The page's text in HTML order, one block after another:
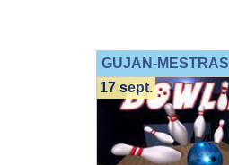
GUJAN-MESTRAS
17 sept.